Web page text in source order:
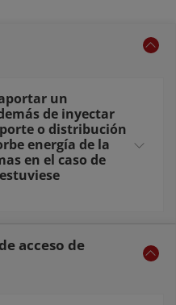
un
de inyectar
o distribución
energía de la
en el caso de
acceso de